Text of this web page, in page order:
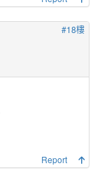
#18樓
Report